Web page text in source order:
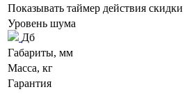
Показывать таймер действия скидки
Уровень шума
Дб
Габариты, мм
Масса, кг
Гарантия